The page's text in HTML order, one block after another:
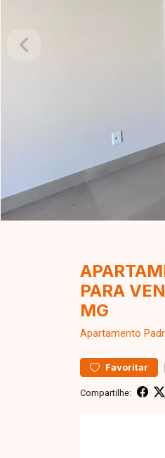
PARA
MG
Apartamento
Favoritar
Compartilhe: